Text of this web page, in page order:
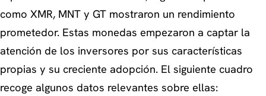
como XMR, MNT y GT mostraron un rendimiento
prometedor. Estas monedas empezaron a captar la
atención de los inversores por sus características
propias y su creciente adopción. El siguiente cuadro
recoge algunos datos relevantes sobre ellas: